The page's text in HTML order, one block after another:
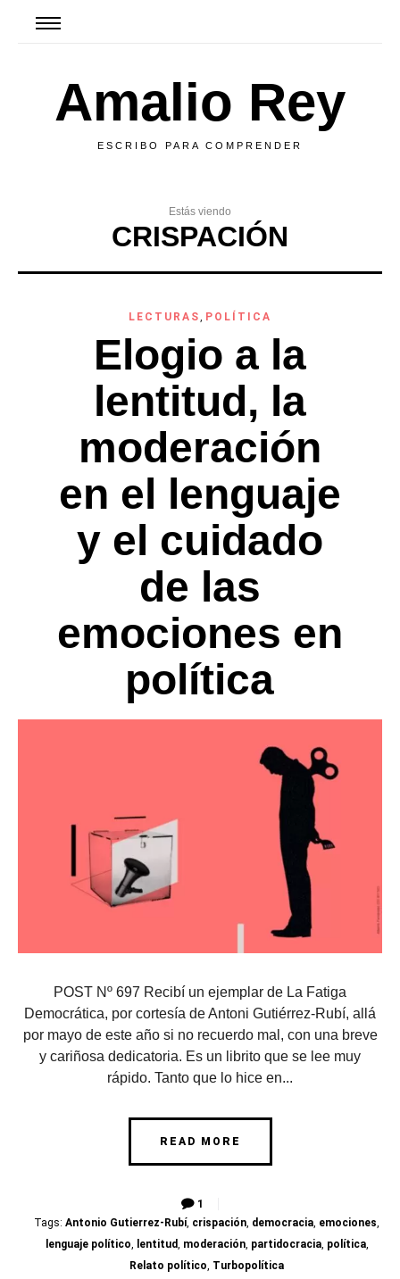
Amalio Rey
ESCRIBO PARA COMPRENDER
Estás viendo
CRISPACIÓN
LECTURAS, POLÍTICA
Elogio a la
lentitud, la
moderación
en el lenguaje
y el cuidado
de las
emociones en
política
POST Nº 697 Recibí un ejemplar de La Fatiga
Democrática, por cortesía de Antoni Gutiérrez-Rubí, allá
por mayo de este año si no recuerdo mal, con una breve
y cariñosa dedicatoria. Es un librito que se lee muy
rápido. Tanto que lo hice en...
READ MORE
1
Tags: Antonio Gutierrez-Rubí, crispación, democracia, emociones,
lenguaje político, lentitud, moderación, partidocracia, política,
Relato político, Turbopolítica